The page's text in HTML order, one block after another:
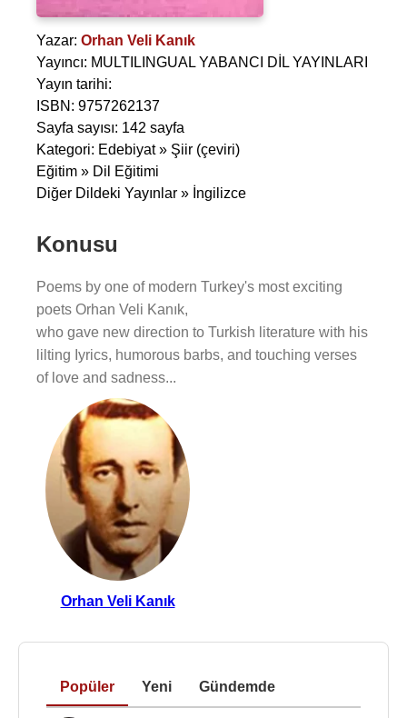
Yazar: Orhan Veli Kanık
Yayıncı: MULTILINGUAL YABANCI DİL YAYINLARI
Yayın tarihi:
ISBN: 9757262137
Sayfa sayısı: 142 sayfa
Kategori: Edebiyat » Şiir (çeviri)
Eğitim » Dil Eğitimi
Diğer Dildeki Yayınlar » İngilizce
Konusu
Poems by one of modern Turkey's most exciting
poets Orhan Veli Kanık,
who gave new direction to Turkish literature with his
lilting Iyrics, humorous barbs, and touching verses
of love and sadness...
Orhan Veli Kanık
Popüler Yeni Gündemde